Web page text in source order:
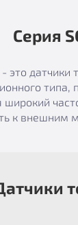
Серия
это датчики
типа,
широкий
к внешним